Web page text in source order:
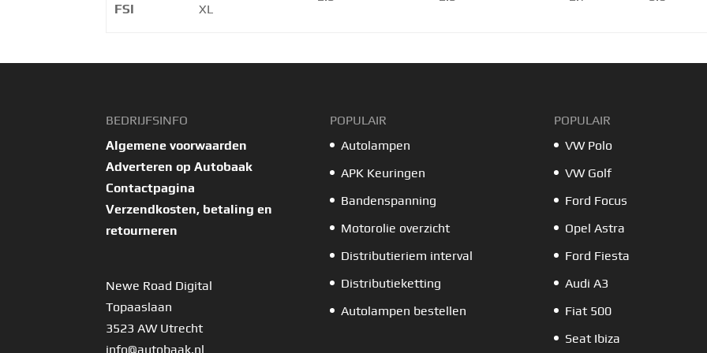
FSI
XL
BEDRIJFSINFO
Algemene voorwaarden
Adverteren op Autobaak
Contactpagina
Verzendkosten, betaling en
retourneren
Newe Road Digital
Topaaslaan
3523 AW Utrecht
info@autobaak.nl
POPULAIR
Autolampen
APK Keuringen
Bandenspanning
Motorolie overzicht
Distributieriem interval
Distributieketting
Autolampen bestellen
POPULAIR
VW Polo
VW Golf
Ford Focus
Opel Astra
Ford Fiesta
Audi A3
Fiat 500
Seat Ibiza